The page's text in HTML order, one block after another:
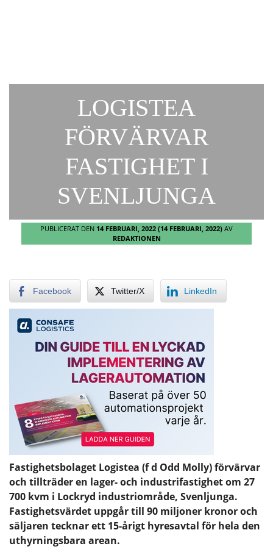
LOGISTEA
FÖRVÄRVAR
FASTIGHET I
SVENLJUNGA
PUBLICERAT DEN 14 FEBRUARI, 2022 (14 FEBRUARI, 2022) AV
REDAKTIONEN
Facebook Twitter/X LinkedIn
Fastighetsbolaget Logistea (f d Odd Molly) förvärvar
och tillträder en lager- och industrifastighet om 27
700 kvm i Lockryd industriområde, Svenljunga.
Fastighetsvärdet uppgår till 90 miljoner kronor och
säljaren tecknar ett 15-årigt hyresavtal för hela den
uthyrningsbara arean.